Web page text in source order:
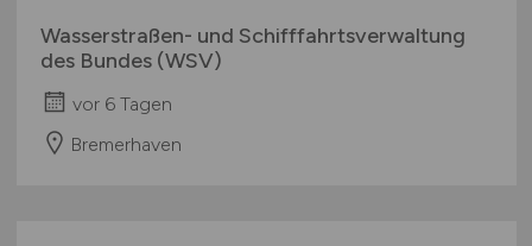
Wasserstraßen- und Schifffahrtsverwaltung
des Bundes (WSV)
vor 6 Tagen
Bremerhaven